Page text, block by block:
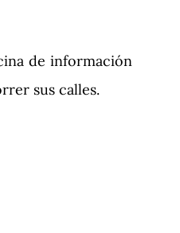
de información
sus calles.